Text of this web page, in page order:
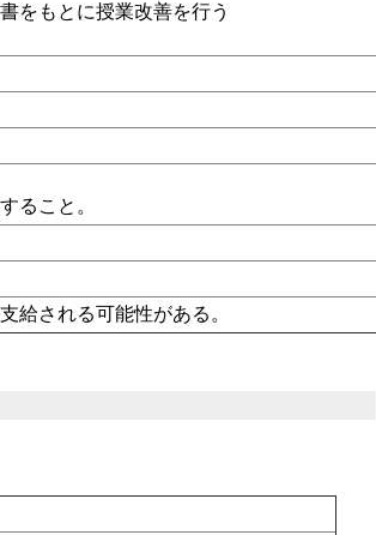
をもとに授業改善を行う
ること。
給される可能性がある。